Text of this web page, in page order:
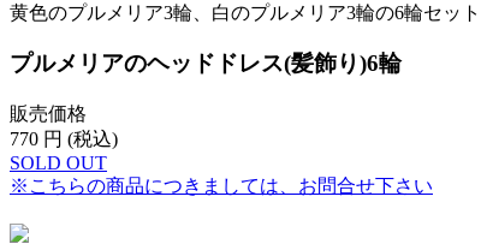
黄色のプルメリア3輪、白のプルメリア3輪の6輪セット
プルメリアのヘッドドレス(髪飾り)6輪
販売価格
770 円 (税込)
SOLD OUT
※こちらの商品につきましては、お問合せ下さい